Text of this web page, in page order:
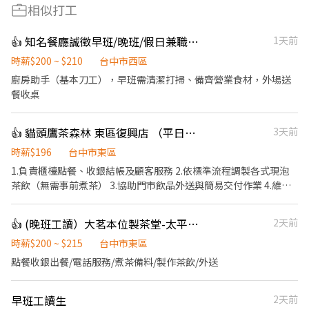
相似打工
👍 知名餐廳誠徵早班/晚班/假日兼職人員，歡迎二度就業
1天前
時薪$200 ~ $210
台中市西區
廚房助手（基本刀工），早班需清潔打掃、備齊營業食材，外場送
餐收桌
👍 貓頭鷹茶森林 東區復興店 （平日早班、假日早晚班）兼職
3天前
時薪$196
台中市東區
1.負責櫃檯點餐、收銀結帳及顧客服務 2.依標準流程調製各式現泡
茶飲（無需事前煮茶） 3.協助門市飲品外送與簡易交付作業 4.維持
👍 (晚班工讀）大茗本位製茶堂-太平精武東店
2天前
時薪$200 ~ $215
台中市東區
點餐收銀出餐/電話服務/煮茶備料/製作茶飲/外送
早班工讀生 2天前